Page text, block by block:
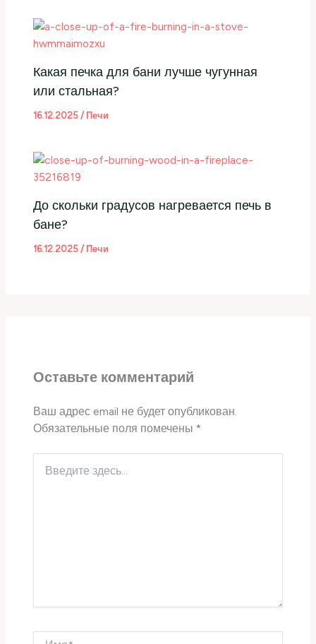
Какая печка для бани лучше чугунная
или стальная?
16.12.2025/ Печи
До скольки градусов нагревается печь в
бане?
16.12.2025/ Печи
Оставьте комментарий
Ваш адрес email не будет опубликован.
Обязательные поля помечены*
здесь...